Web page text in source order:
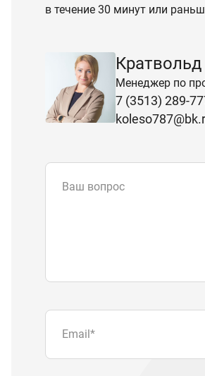
в течение 30 минут или
Менеджер по
7 (3513) 289-
Ваш вопрос